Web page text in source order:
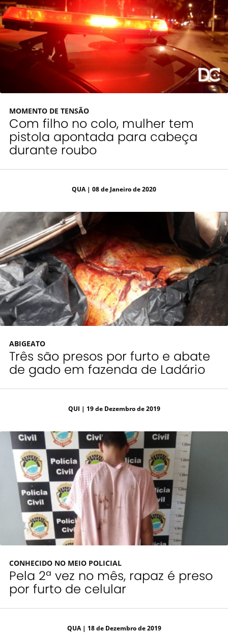
MOMENTO DE TENSÃO
Com filho no colo, mulher tem
pistola apontada para cabeça
durante roubo
QUA| 08 de Janeiro de 2020
ABIGEATO
Três são presos por furto e abate
de gado em fazenda de Ladário
QUI | 19 de Dezembro de 2019
CONHECIDO NO MEIO POLICIAL
Pela 2ª vez no mês, rapaz é preso
por furto de celular
QUA| 18 de Dezembro de 2019